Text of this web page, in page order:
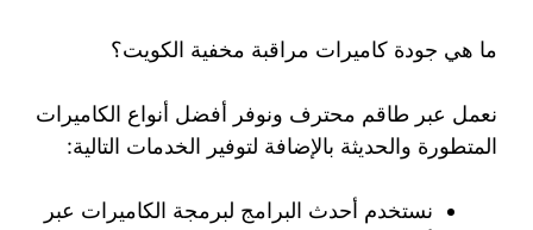
ما هي جودة كاميرات مراقبة مخفية الكويت؟
نعمل عبر طاقم محترف ونوفر أفضل أنواع الكاميرات
المتطورة والحديثة بالإضافة لتوفير الخدمات التالية:
نستخدم أحدث البرامج لبرمجة الكاميرات عبر